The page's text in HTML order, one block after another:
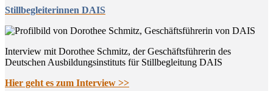
Stillbegleiterinnen DAIS
Interview mit Dorothee Schmitz, der Geschäftsführerin des
Deutschen Ausbildungsinstituts für Stillbegleitung DAIS
Hier geht es zum Interview >>